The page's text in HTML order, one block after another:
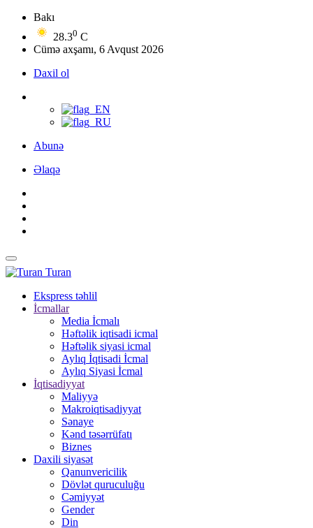
Bakı
28.30 C
Cümə axşamı, 6 Avqust 2026
Daxil ol
Abunə
Əlaqə
Turan
Ekspress təhlil
İcmallar
Media İcmalı
Həftəlik iqtisadi icmal
Həftəlik siyasi icmal
Aylıq İqtisadi İcmal
Aylıq Siyasi İcmal
İqtisadiyyat
Maliyyə
Makroiqtisadiyyat
Sənaye
Kənd təsərrüfatı
Biznes
Daxili siyasət
Qanunvericilik
Dövlət quruculuğu
Cəmiyyət
Gender
Din